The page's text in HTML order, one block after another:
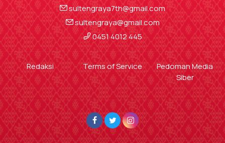
sultengraya7th@gmail.com
sultengraya@gmail.com
0451 4012 445
Redaksi Terms of Service
Pedoman Media
Siber